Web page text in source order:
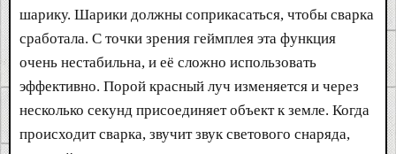
шарику. Шарики должны соприкасаться, чтобы сварка
сработала. С точки зрения геймплея эта функция
очень нестабильна, и её сложно использовать
эффективно. Порой красный луч изменяется и через
несколько секунд присоединяет объект к земле. Когда
происходит сварка, звучит звук светового снаряда,